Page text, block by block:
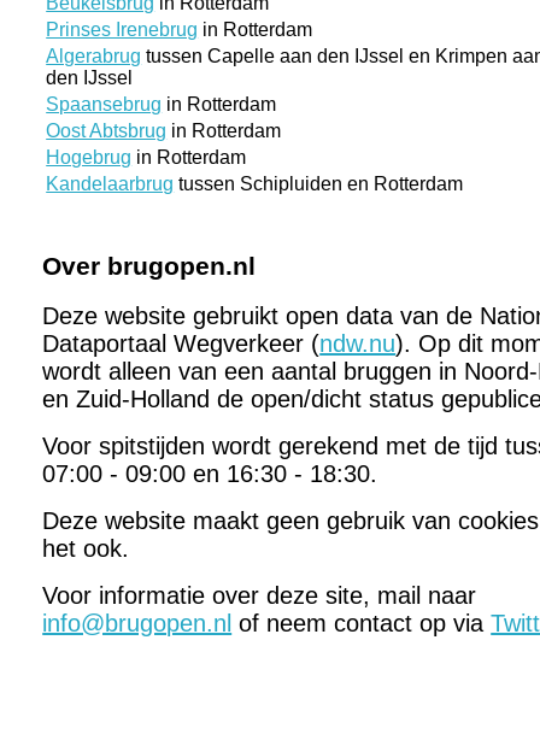
Prinses Irenebrug in Rotterdam
Algerabrug tussen Capelle aan den IJssel en Krimpen
den IJssel
Spaansebrug in Rotterdam
Oost Abtsbrug in Rotterdam
Hogebrug in Rotterdam
Kandelaarbrug tussen Schipluiden en Rotterdam
Over brugopen.nl
Deze website gebruikt open data van de
Dataportaal Wegverkeer (ndw.nu). Op dit
wordt alleen van een aantal bruggen in
en Zuid-Holland de open/dicht status
Voor spitstijden wordt gerekend met de tijd
07:00 - 09:00 en 16:30 - 18:30.
Deze website maakt geen gebruik van
het ook.
Voor informatie over deze site, mail naar
info@brugopen.nl of neem contact op via